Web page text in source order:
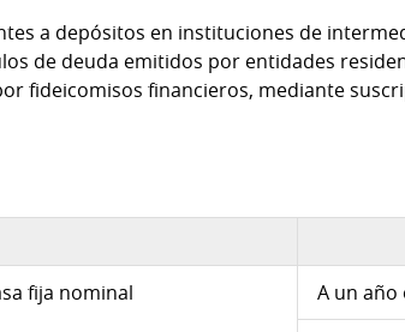
a depósitos en instituciones de
de deuda emitidos por entidades
fideicomisos financieros, mediante
fija nominal
A un año